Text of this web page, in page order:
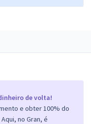
de volta!
e obter 100% do
no Gran, é